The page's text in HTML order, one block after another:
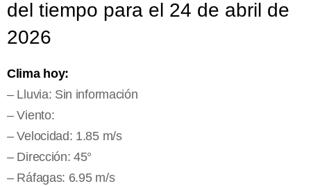
del tiempo para el 24 de abril de
2026
Clima hoy:
– Lluvia: Sin información
– Viento:
– Velocidad: 1.85 m/s
– Dirección: 45°
– Ráfagas: 6.95 m/s